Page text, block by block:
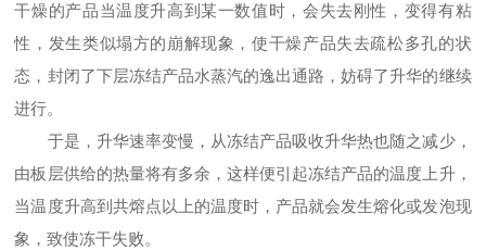
干燥的产品当温度升高到某一数值时，会失去刚性，变得有粘
性，发生类似塌方的崩解现象，使干燥产品失去疏松多孔的状
态，封闭了下层冻结产品水蒸汽的逸出通路，妨碍了升华的继续
进行。
于是，升华速率变慢，从冻结产品吸收升华热也随之减少，
由板层供给的热量将有多余，这样便引起冻结产品的温度上升，
当温度升高到共熔点以上的温度时，产品就会发生熔化或发泡现
象，致使冻干失败。